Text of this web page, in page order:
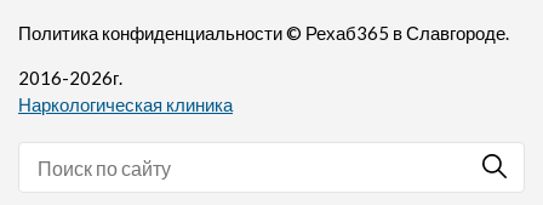
Политика конфиденциальности© Рехаб365 в Славгороде.
2016-2026г.
Наркологическая клиника